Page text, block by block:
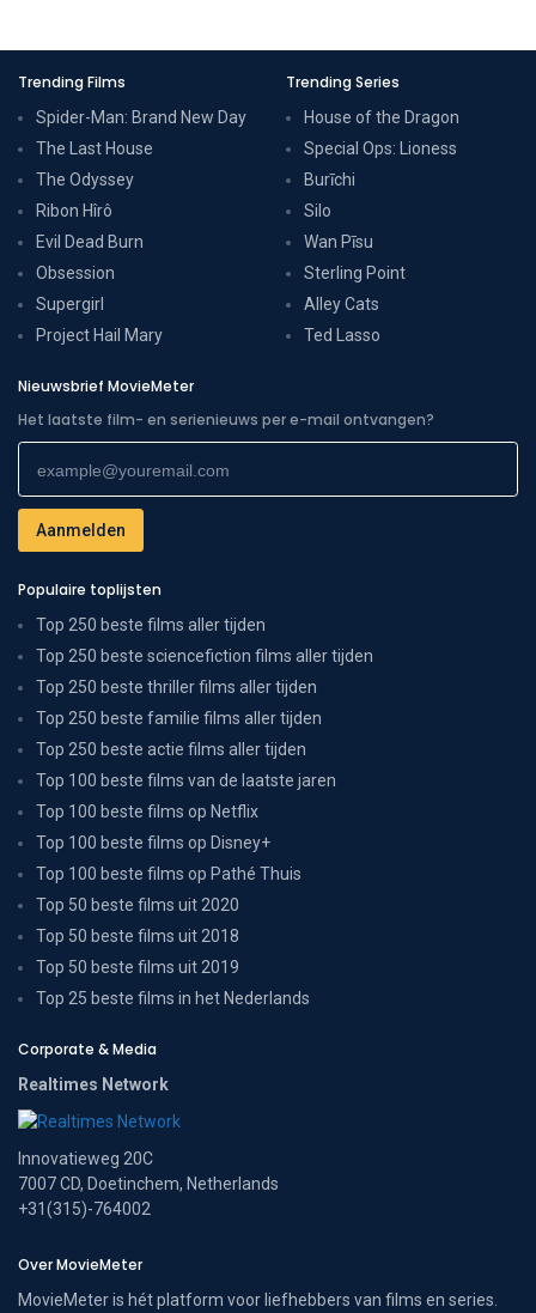
Trending Films
Spider-Man: Brand New Day
The Last House
The Odyssey
Ribon Hîrô
Evil Dead Burn
Obsession
Supergirl
Project Hail Mary
Trending Series
House of the Dragon
Special Ops: Lioness
Burīchi
Silo
Wan Pīsu
Sterling Point
Alley Cats
Ted Lasso
Nieuwsbrief MovieMeter
Het laatste film- en serienieuws per e-mail ontvangen?
Populaire toplijsten
Top 250 beste films aller tijden
Top 250 beste sciencefiction films aller tijden
Top 250 beste thriller films aller tijden
Top 250 beste familie films aller tijden
Top 250 beste actie films aller tijden
Top 100 beste films van de laatste jaren
Top 100 beste films op Netflix
Top 100 beste films op Disney+
Top 100 beste films op Pathé Thuis
Top 50 beste films uit 2020
Top 50 beste films uit 2018
Top 50 beste films uit 2019
Top 25 beste films in het Nederlands
Corporate & Media
Realtimes Network
Innovatieweg 20C
7007 CD, Doetinchem, Netherlands
+31(315)-764002
Over MovieMeter
MovieMeter is hét platform voor liefhebbers van films en series.